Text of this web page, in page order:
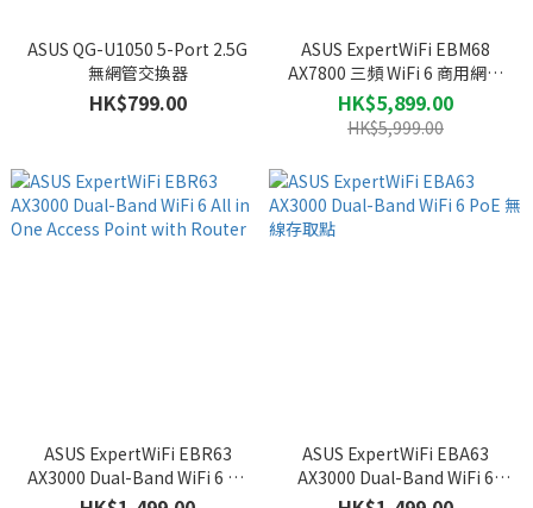
ASUS QG-U1050 5-Port 2.5G
無網管交換器
HK$799.00
ASUS ExpertWiFi EBM68
AX7800 三頻 WiFi 6 商用網狀
網路系統路由器 (2件裝)
HK$5,899.00
HK$5,999.00
ASUS ExpertWiFi EBR63
AX3000 Dual-Band WiFi 6 All
in One Access Point with
ASUS ExpertWiFi EBA63
AX3000 Dual-Band WiFi 6
PoE 無線存取點